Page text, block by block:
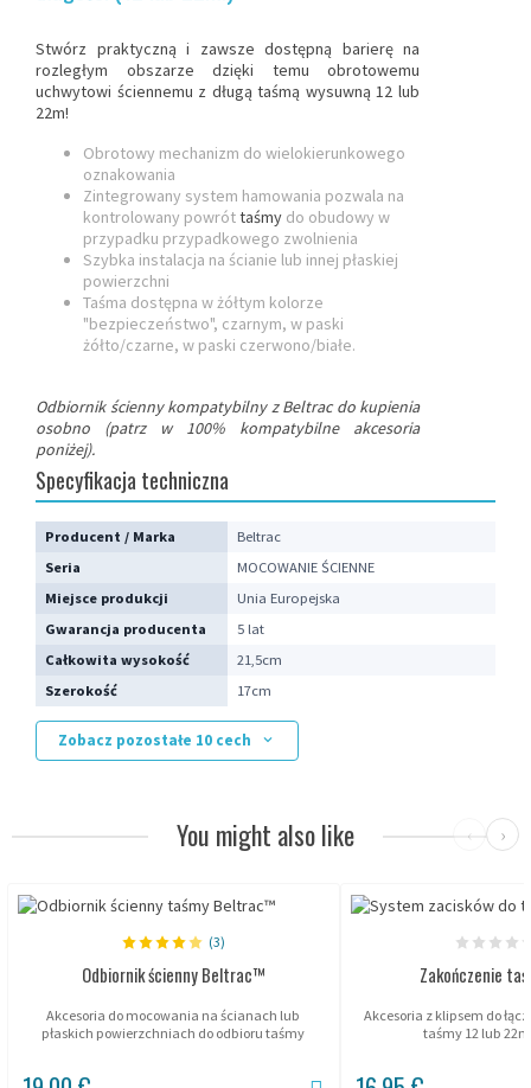
Stwórz praktyczną i zawsze dostępną barierę na
rozległym obszarze dzięki temu obrotowemu
uchwytowi ściennemu z długą taśmą wysuwną 12 lub
22m!
Obrotowy mechanizm do wielokierunkowego
oznakowania
Zintegrowany system hamowania pozwala na
kontrolowany powróttaśmy do obudowy w
przypadku przypadkowego zwolnienia
Szybka instalacja na ścianie lub innej płaskiej
powierzchni
Taśma dostępna w żółtym kolorze
"bezpieczeństwo", czarnym, w paski
żółto/czarne, w paski czerwono/białe.
Odbiornik ścienny kompatybilny z Beltrac do kupienia
osobno (patrz w 100% kompatybilne akcesoria
poniżej).
Specyfikacja techniczna
Producent / Marka
Beltrac
Seria
MOCOWANIE ŚCIENNE
Miejsce produkcji
Unia Europejska
Gwarancja producenta
5 lat
Całkowita wysokość
21,5cm
Szerokość
17cm
Zobacz pozostałe 10 cech
You might also like ‹ ›
(3)
Odbiornik ścienny Beltrac™
Akcesoria do mocowania na ścianach lub
płaskich powierzchniach do odbioru taśmy
Zakończenie
Akcesoria z klipsem do
taśmy 12 lub 22m